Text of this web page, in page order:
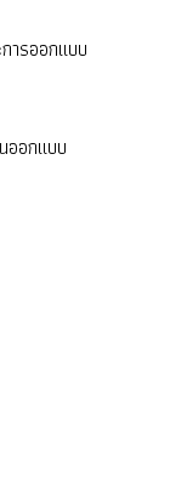
ารออกแบบ
ออกแบบ